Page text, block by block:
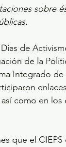
sobre
de
de la
Integrado
como en
que el